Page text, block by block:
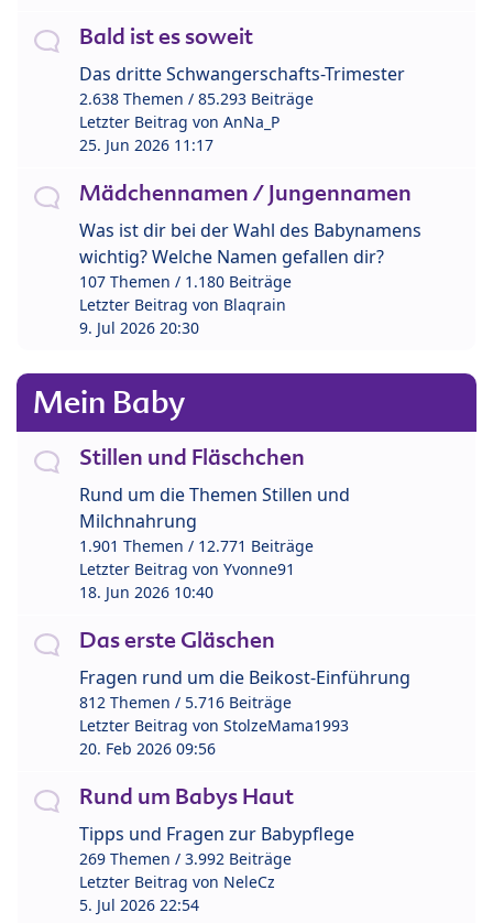
Bald ist es soweit
Das dritte Schwangerschafts-Trimester
2.638 Themen / 85.293 Beiträge
Letzter Beitrag von AnNa_P
25. Jun 2026 11:17
Mädchennamen / Jungennamen
Was ist dir bei der Wahl des Babynamens
wichtig? Welche Namen gefallen dir?
107 Themen / 1.180 Beiträge
Letzter Beitrag von Blaqrain
9. Jul 2026 20:30
Mein Baby
Stillen und Fläschchen
Rund um die Themen Stillen und
Milchnahrung
1.901 Themen / 12.771 Beiträge
Letzter Beitrag von Yvonne91
18. Jun 2026 10:40
Das erste Gläschen
Fragen rund um die Beikost-Einführung
812 Themen / 5.716 Beiträge
Letzter Beitrag von StolzeMama1993
20. Feb 2026 09:56
Rund um Babys Haut
Tipps und Fragen zur Babypflege
269 Themen / 3.992 Beiträge
Letzter Beitrag von NeleCz
5. Jul 2026 22:54